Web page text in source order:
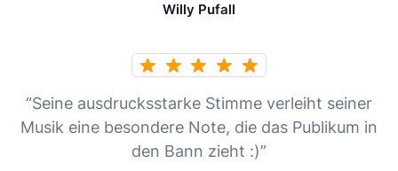
Willy Pufall
“Seine ausdrucksstarke Stimme verleiht seiner
Musik eine besondere Note, die das Publikum in
den Bann zieht :)”